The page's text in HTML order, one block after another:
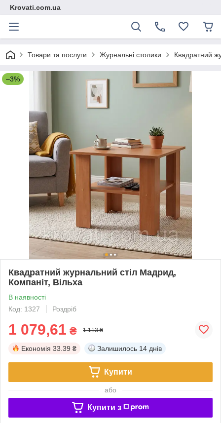
Krovati.com.ua
Товари та послуги Журнальні столики Квадратний
–3%
Квадратний журнальний стіл Мадрид,
Компаніт, Вільха
В наявності
Код: 1327
Роздріб
1 079,61 ₴ 1 113 ₴
Економія 33.39 ₴ Залишилось 14 днів
Купити
або
Купити з